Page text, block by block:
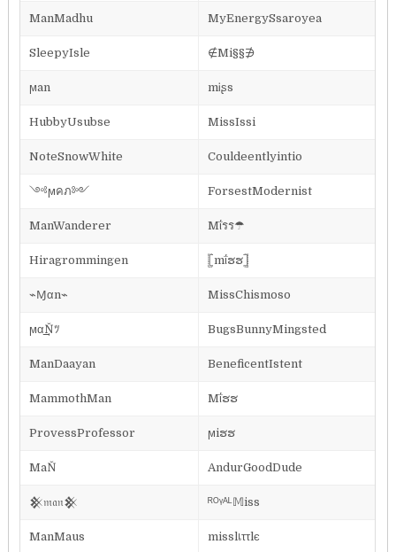
ManMadhu MyEnergySsaroyea
SleepyIsle ∉Mi§§∌
ϻan mᎥʂs
HubbyUsubse MissIssi
NoteSnowWhite Couldeentlyintio
༺ϻคภ༻ ForsestModernist
ManWanderer Mΐรร☂
Hiragrommingen 𓊈mΐຮຮ𓊉
⌁Ɱαn⌁ MissChismoso
ϻα͢͢͢Ňﾂ BugsBunnyMingsted
ManDaayan BeneficentIstent
MammothMan Mΐຮຮ
ProvessProfessor ϻiຮຮ
MaŇ AndurGoodDude
𒆜𝔪𝔞𝔫𒆜 ᴿᴼᵞᴬᴸ𝕄iss
ManMaus misslเττlє